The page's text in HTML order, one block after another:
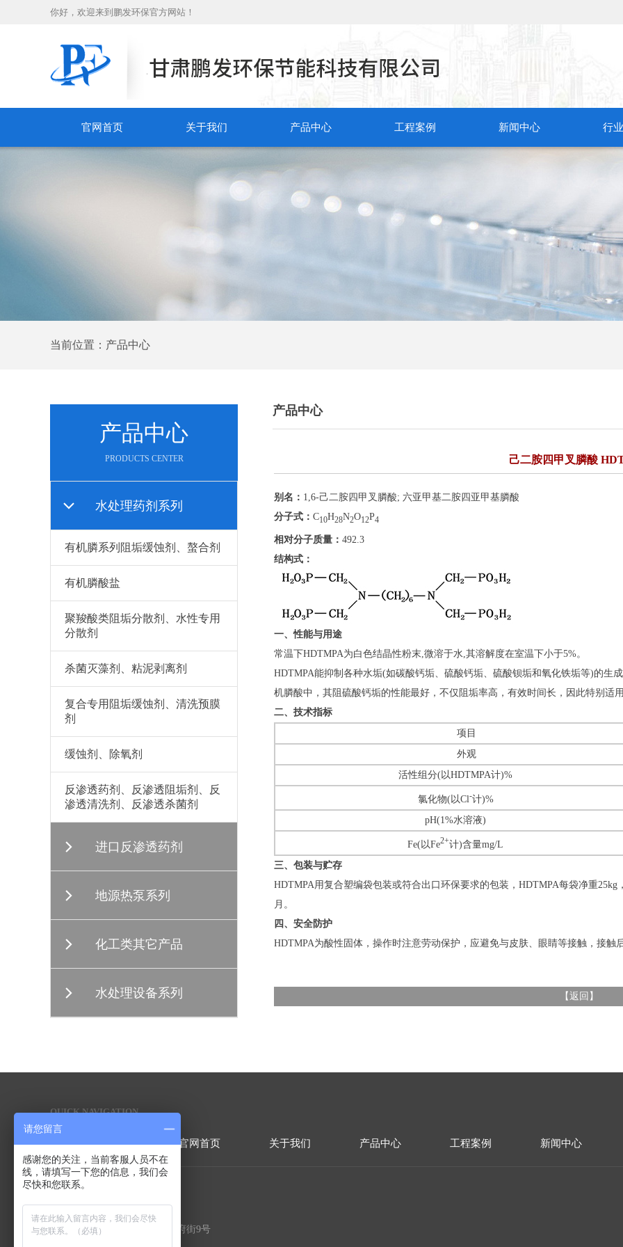
你好，欢迎来到鹏发环保官方网站！
官网首页 关于我们 产品中心 工程案例 新闻中心 行
当前位置：产品中心
产品中心
PRODUCTS CENTER
水处理药剂系列
有机膦系列阻垢缓蚀剂、螯合剂
有机膦酸盐
聚羧酸类阻垢分散剂、水性专用
分散剂
杀菌灭藻剂、粘泥剥离剂
复合专用阻垢缓蚀剂、清洗预膜
剂
缓蚀剂、除氧剂
反渗透药剂、反渗透阻垢剂、反
渗透清洗剂、反渗透杀菌剂
进口反渗透药剂
地源热泵系列
化工类其它产品
水处理设备系列
产品中心
己二胺四甲叉膦酸
别名： 1,6-己二胺四甲叉膦酸; 六亚甲基二胺四亚甲基膦酸
分子式： C10H28N2O12P4
相对分子质量： 492.3
结构式：
一、性能与用途
常温下HDTMPA为白色结晶性粉末,微溶于水,其溶解度在室温下小于5%。
HDTMPA能抑制各种水垢(如碳酸钙垢、硫酸钙垢、硫酸钡垢和氧化铁垢等)的生
机膦酸中，其阻硫酸钙垢的性能最好，不仅阻垢率高，有效时间长，因此特别适
二、技术指标
项目
外观
活性组分(以HDTMPA计)%
氯化物(以Cl-计)%
pH(1%水溶液)
Fe(以Fe2+计)含量mg/L
三、包装与贮存
HDTMPA用复合塑编袋包装或符合出口环保要求的包装，HDTMPA每袋净重
月。
四、安全防护
HDTMPA为酸性固体，操作时注意劳动保护，应避免与皮肤、眼睛等接触，接触
【 返回 】
QUICK NAVIGATION
快捷导航
官网首页 关于我们 产品中心 工程案例 新闻中心
地址：北京市顺义区北务镇政府街9号
请您留言
感谢您的关注，当前客服人员不在
线，请填写一下您的信息，我们会
尽快和您联系。